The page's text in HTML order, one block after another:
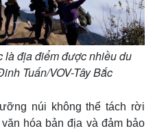
địa điểm được nhiều du
Tuấn/VOV-Tây Bắc
núi không thể tách rời
hóa bản địa và đảm bảo